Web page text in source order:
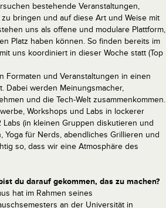
bestehende Veranstaltungen,
bringen und auf diese Art und Weise mit
uns als offene und modulare Plattform,
Platz haben können. So finden bereits im
uns koordiniert in dieser Woche statt (Top
Formaten und Veranstaltungen in einen
Dabei werden Meinungsmacher,
und die Tech-Welt zusammenkommen.
Workshops und Labs in lockerer
Labs (in kleinen Gruppen diskutieren und
Yoga für Nerds, abendliches Grillieren und
so, dass wir eine Atmosphäre des
du darauf gekommen, das zu machen?
hat im Rahmen seines
an der Universität in